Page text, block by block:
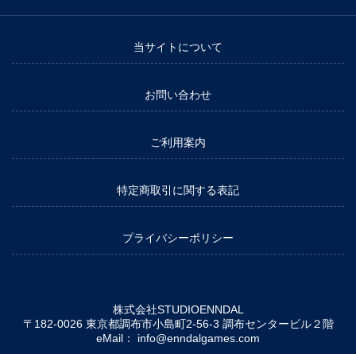
当サイトについて
お問い合わせ
ご利用案内
特定商取引に関する表記
プライバシーポリシー
株式会社STUDIOENNDAL
〒182-0026 東京都調布市小島町2-56-3 調布センタービル２階
eMail： info@enndalgames.com